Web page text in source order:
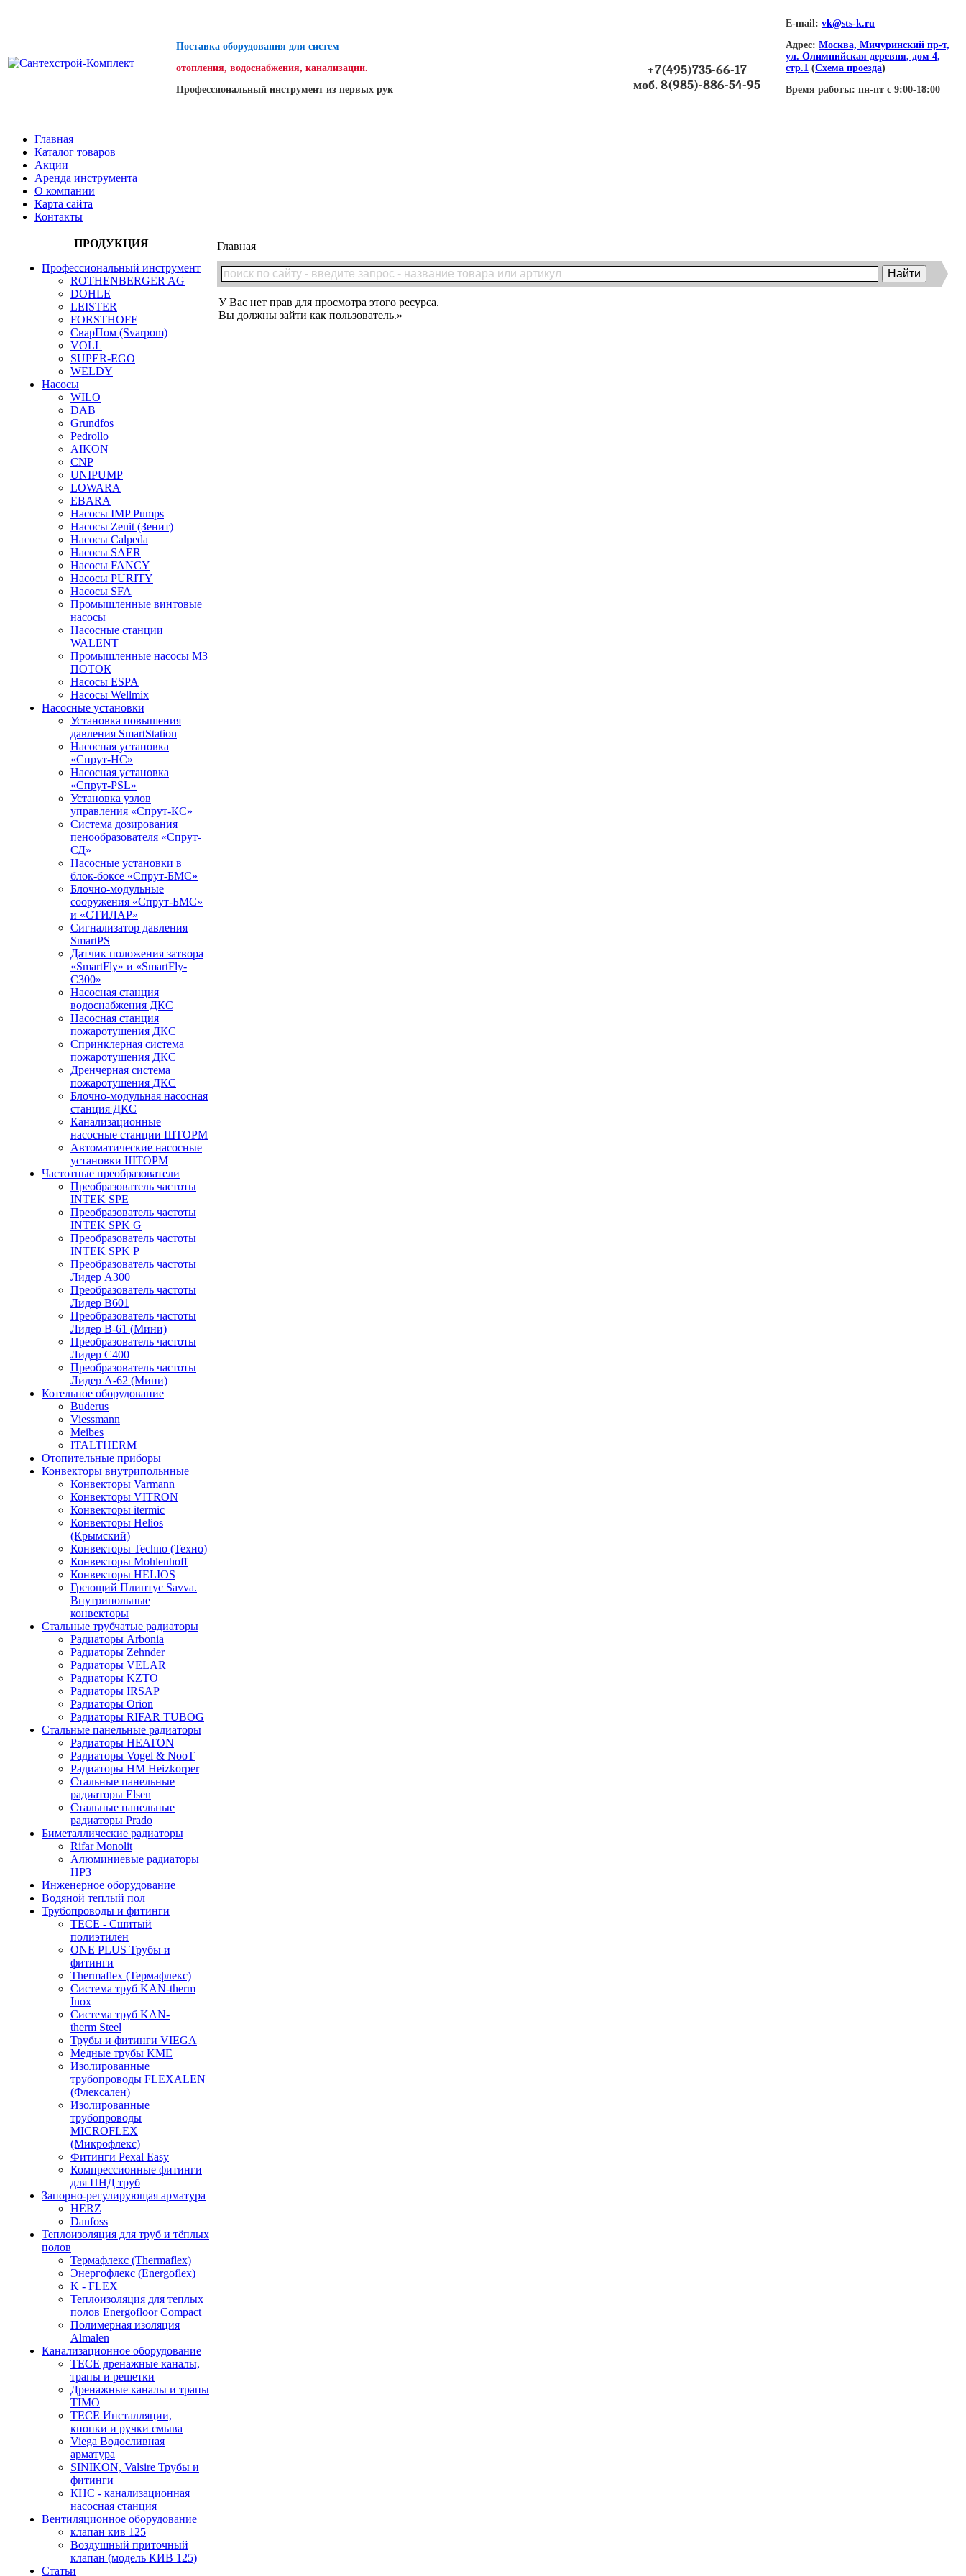
Поставка оборудования для систем
отопления, водоснабжения, канализации.
Профессиональный инструмент из первых рук
+7(495)735-66-17
моб. 8(985)-886-54-95
E-mail: vk@sts-k.ru
Адрес: Москва, Мичуринский пр-т,
ул. Олимпийская деревня, дом 4,
стр.1 (Схема проезда)
Время работы: пн-пт с 9:00-18:00
Главная
Каталог товаров
Акции
Аренда инструмента
О компании
Карта сайта
Контакты
ПРОДУКЦИЯ
Профессиональный инструмент
ROTHENBERGER AG
DOHLE
LEISTER
FORSTHOFF
СварПом (Svarpom)
VOLL
SUPER-EGO
WELDY
Насосы
WILO
DAB
Grundfos
Pedrollo
AIKON
CNP
UNIPUMP
LOWARA
EBARA
Насосы IMP Pumps
Насосы Zenit (Зенит)
Насосы Calpeda
Насосы SAER
Насосы FANCY
Насосы PURITY
Насосы SFA
Промышленные винтовые
насосы
Насосные станции
WALENT
Промышленные насосы МЗ
ПОТОК
Насосы ESPA
Насосы Wellmix
Насосные установки
Установка повышения
давления SmartStation
Насосная установка
«Спрут-НС»
Насосная установка
«Спрут-PSL»
Установка узлов
управления «Спрут-КС»
Система дозирования
пенообразователя «Спрут-
СД»
Насосные установки в
блок-боксе «Спрут-БМС»
Блочно-модульные
сооружения «Спрут-БМС»
и «СТИЛАР»
Сигнализатор давления
SmartPS
Датчик положения затвора
«SmartFly» и «SmartFly-
С300»
Насосная станция
водоснабжения ДКС
Насосная станция
пожаротушения ДКС
Спринклерная система
пожаротушения ДКС
Дренчерная система
пожаротушения ДКС
Блочно-модульная насосная
станция ДКС
Канализационные
насосные станции ШТОРМ
Автоматические насосные
установки ШТОРМ
Частотные преобразователи
Преобразователь частоты
INTEK SPE
Преобразователь частоты
INTEK SPK G
Преобразователь частоты
INTEK SPK P
Преобразователь частоты
Лидер А300
Преобразователь частоты
Лидер B601
Преобразователь частоты
Лидер В-61 (Мини)
Преобразователь частоты
Лидер С400
Преобразователь частоты
Лидер А-62 (Мини)
Котельное оборудование
Buderus
Viessmann
Meibes
ITALTHERM
Отопительные приборы
Конвекторы внутрипольнные
Конвекторы Varmann
Конвекторы VITRON
Конвекторы itermic
Конвекторы Helios
(Крымский)
Конвекторы Techno (Техно)
Конвекторы Mohlenhoff
Конвекторы HELIOS
Греющий Плинтус Savva.
Внутрипольные
конвекторы
Стальные трубчатые радиаторы
Радиаторы Arbonia
Радиаторы Zehnder
Радиаторы VELAR
Радиаторы KZTO
Радиаторы IRSAP
Радиаторы Orion
Радиаторы RIFAR TUBOG
Стальные панельные радиаторы
Радиаторы HEATON
Радиаторы Vogel & NooT
Радиаторы HM Heizkorper
Стальные панельные
радиаторы Elsen
Стальные панельные
радиаторы Prado
Биметаллические радиаторы
Rifar Monolit
Алюминиевые радиаторы
НРЗ
Инженерное оборудование
Водяной теплый пол
Трубопроводы и фитинги
ТЕСЕ - Сшитый
полиэтилен
ONE PLUS Трубы и
фитинги
Thermaflex (Термафлекс)
Система труб KAN-therm
Inox
Система труб KAN-
therm Steel
Трубы и фитинги VIEGA
Медные трубы KME
Изолированные
трубопроводы FLEXALEN
(Флексален)
Изолированные
трубопроводы
MICROFLEX
(Микрофлекс)
Фитинги Pexal Easy
Компрессионные фитинги
для ПНД труб
Запорно-регулирующая арматура
HERZ
Danfoss
Теплоизоляция для труб и тёплых
полов
Термафлекс (Thermaflex)
Энергофлекс (Energoflex)
K - FLEX
Теплоизоляция для теплых
полов Energofloor Compact
Полимерная изоляция
Almalen
Канализационное оборудование
TECE дренажные каналы,
трапы и решетки
Дренажные каналы и трапы
TIMO
TECE Инсталляции,
кнопки и ручки смыва
Viega Водосливная
арматура
SINIKON, Valsire Трубы и
фитинги
КНС - канализационная
насосная станция
Вентиляционное оборудование
клапан кив 125
Воздушный приточный
клапан (модель КИВ 125)
Статьи
Главная
У Вас нет прав для просмотра этого ресурса.
Вы должны зайти как пользователь.»